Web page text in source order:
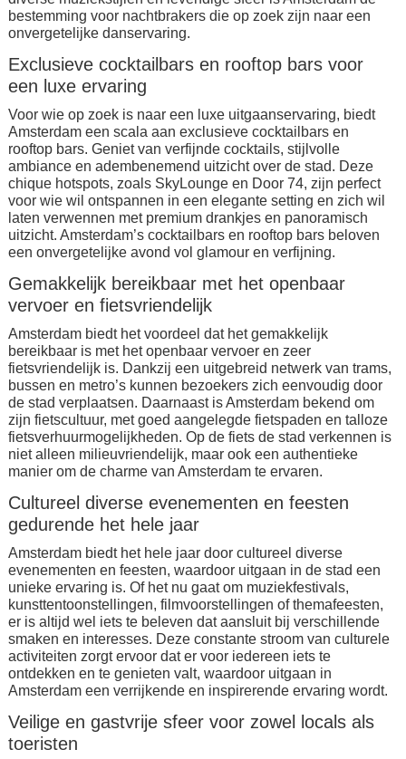
bestemming voor nachtbrakers die op zoek zijn naar een
onvergetelijke danservaring.
Exclusieve cocktailbars en rooftop bars voor
een luxe ervaring
Voor wie op zoek is naar een luxe uitgaanservaring, biedt
Amsterdam een scala aan exclusieve cocktailbars en
rooftop bars. Geniet van verfijnde cocktails, stijlvolle
ambiance en adembenemend uitzicht over de stad. Deze
chique hotspots, zoals SkyLounge en Door 74, zijn perfect
voor wie wil ontspannen in een elegante setting en zich wil
laten verwennen met premium drankjes en panoramisch
uitzicht. Amsterdam’s cocktailbars en rooftop bars beloven
een onvergetelijke avond vol glamour en verfijning.
Gemakkelijk bereikbaar met het openbaar
vervoer en fietsvriendelijk
Amsterdam biedt het voordeel dat het gemakkelijk
bereikbaar is met het openbaar vervoer en zeer
fietsvriendelijk is. Dankzij een uitgebreid netwerk van trams,
bussen en metro’s kunnen bezoekers zich eenvoudig door
de stad verplaatsen. Daarnaast is Amsterdam bekend om
zijn fietscultuur, met goed aangelegde fietspaden en talloze
fietsverhuurmogelijkheden. Op de fiets de stad verkennen is
niet alleen milieuvriendelijk, maar ook een authentieke
manier om de charme van Amsterdam te ervaren.
Cultureel diverse evenementen en feesten
gedurende het hele jaar
Amsterdam biedt het hele jaar door cultureel diverse
evenementen en feesten, waardoor uitgaan in de stad een
unieke ervaring is. Of het nu gaat om muziekfestivals,
kunsttentoonstellingen, filmvoorstellingen of themafeesten,
er is altijd wel iets te beleven dat aansluit bij verschillende
smaken en interesses. Deze constante stroom van culturele
activiteiten zorgt ervoor dat er voor iedereen iets te
ontdekken en te genieten valt, waardoor uitgaan in
Amsterdam een verrijkende en inspirerende ervaring wordt.
Veilige en gastvrije sfeer voor zowel locals als
toeristen